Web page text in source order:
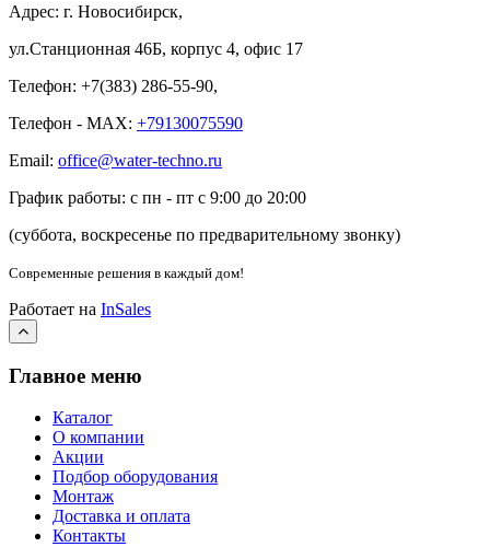
Адрес: г. Новосибирск,
ул.Станционная 46Б, корпус 4, офис 17
Телефон: +7(383) 286-55-90,
Телефон - MAX: +79130075590
Email: office@water-techno.ru
График работы: с пн - пт с 9:00 до 20:00
(суббота, воскресенье по предварительному звонку)
Современные решения в каждый дом!
Работает на InSales
Главное меню
Каталог
О компании
Акции
Подбор оборудования
Монтаж
Доставка и оплата
Контакты